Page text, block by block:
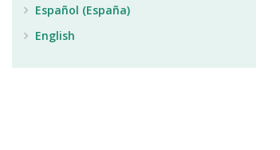
Español (España)
English